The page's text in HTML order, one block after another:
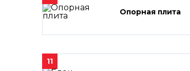
Опорная плита
11